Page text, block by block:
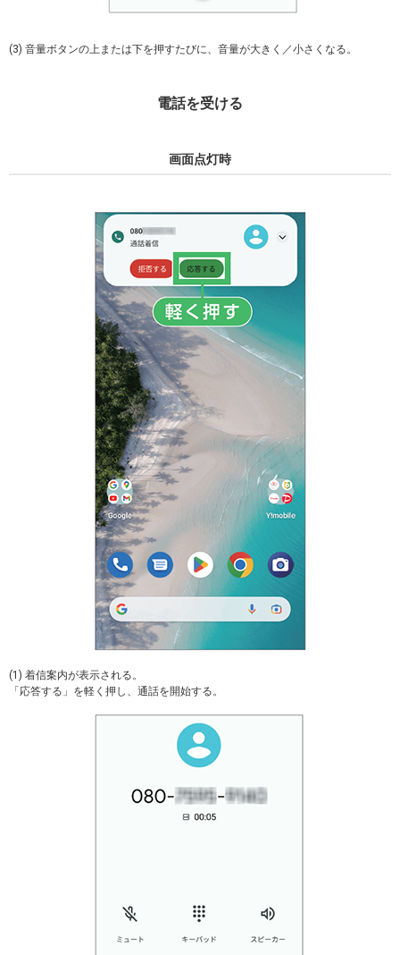
(3) 音量ボタンの上または下を押すたびに、音量が大きく／小さくなる。
電話を受ける
画面点灯時
(1) 着信案内が表示される。
「応答する」を軽く押し、通話を開始する。